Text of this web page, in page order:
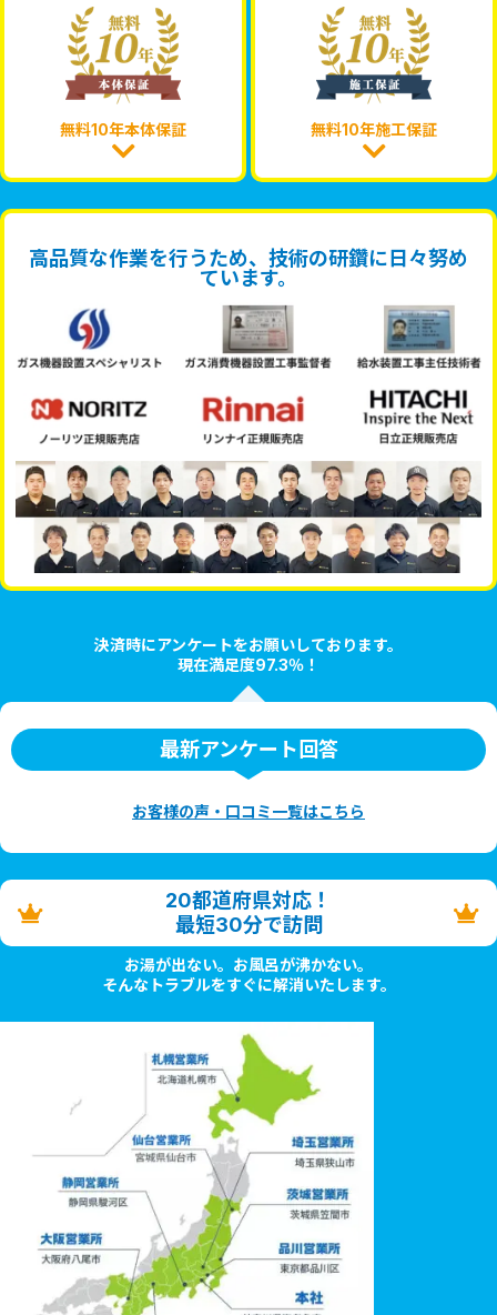
無料10年本体保証 無料10年施工保証
高品質な作業を行うため、技術の研鑽に日々努め
ています。
決済時にアンケートをお願いしております。
現在満足度97.3％！
最新アンケート回答
お客様の声・口コミ一覧はこちら
20都道府県対応！
最短30分で訪問
お湯が出ない。お風呂が沸かない。
そんなトラブルをすぐに解消いたします。